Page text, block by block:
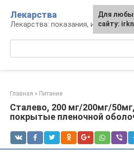
контенту
Лекарства
Лекарства: показания, инструкция,
Главная » Питание
Сталево, 200 мг/200мг/
покрытые пленочной
Для
сайту: